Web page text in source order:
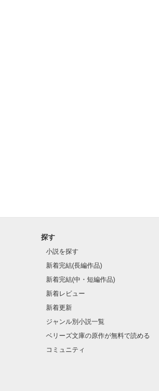
探す
小説を探す
新着完結(長編作品)
新着完結(中・短編作品)
新着レビュー
新着更新
ジャンル別小説一覧
ベリーズ文庫の原作が無料で読める
コミュニティ